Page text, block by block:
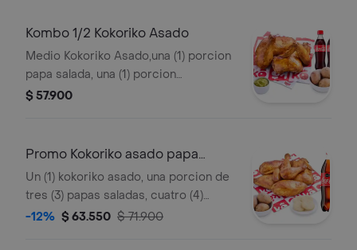
Kombo 1/2 Kokoriko Asado
Medio Kokoriko Asado,una (1) porcion
papa salada, una (1) porcion
guacamole y dos (2) Coca cola 400ml
$ 57.900
Promo Kokoriko asado papa
arepa y Coca
Un (1) kokoriko asado, una porcion de
tres (3) papas saladas, cuatro (4)
arepas, 3 und de aji y una (1) Coca
-12% $ 63.550 $ 71.900